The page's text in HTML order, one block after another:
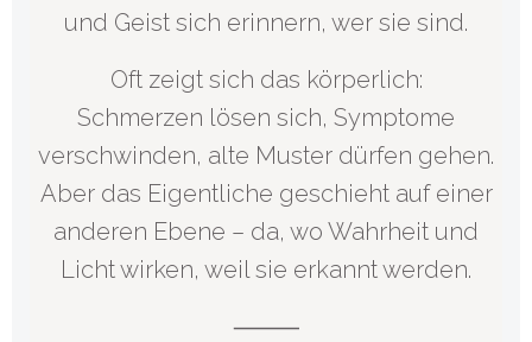
und Geist sich erinnern, wer sie sind.
Oft zeigt sich das körperlich:
Schmerzen lösen sich, Symptome
verschwinden, alte Muster dürfen gehen.
Aber das Eigentliche geschieht auf einer
anderen Ebene – da, wo Wahrheit und
Licht wirken, weil sie erkannt werden.
⸻